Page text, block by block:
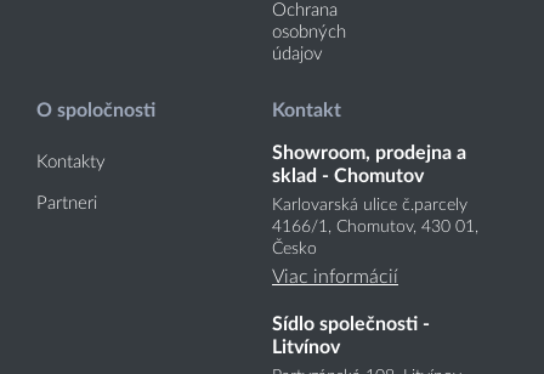
Ochrana
osobných
údajov
O spoločnosti
Kontakty
Partneri
Kontakt
Showroom, prodejna a
sklad - Chomutov
Karlovarská ulice č.parcely
4166/1, Chomutov, 430 01,
Česko
Viac informácií
Sídlo společnosti -
Litvínov